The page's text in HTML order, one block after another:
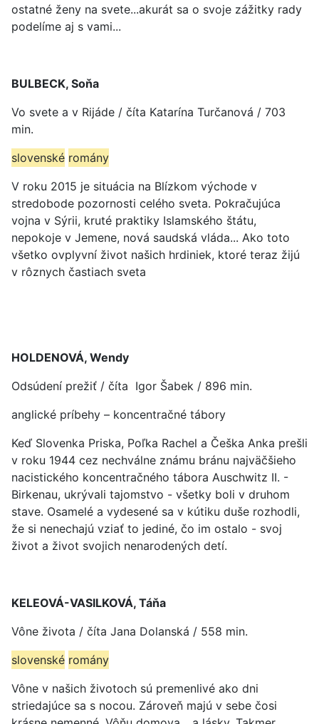
ostatné ženy na svete...akurát sa o svoje zážitky rady
podelíme aj s vami...
BULBECK, Soňa
Vo svete a v Rijáde / číta Katarína Turčanová / 703
min.
slovenské romány
V roku 2015 je situácia na Blízkom východe v
stredobode pozornosti celého sveta. Pokračujúca
vojna v Sýrii, kruté praktiky Islamského štátu,
nepokoje v Jemene, nová saudská vláda... Ako toto
všetko ovplyvní život našich hrdiniek, ktoré teraz žijú
v rôznych častiach sveta
HOLDENOVÁ, Wendy
Odsúdení prežiť / číta Igor Šabek / 896 min.
anglické príbehy – koncentračné tábory
Keď Slovenka Priska, Poľka Rachel a Češka Anka prešli
v roku 1944 cez nechválne známu bránu najväčšieho
nacistického koncentračného tábora Auschwitz II. -
Birkenau, ukrývali tajomstvo - všetky boli v druhom
stave. Osamelé a vydesené sa v kútiku duše rozhodli,
že si nenechajú vziať to jediné, čo im ostalo - svoj
život a život svojich nenarodených detí.
KELEOVÁ-VASILKOVÁ, Táňa
Vône života / číta Jana Dolanská / 558 min.
slovenské romány
Vône v našich životoch sú premenlivé ako dni
striedajúce sa s nocou. Zároveň majú v sebe čosi